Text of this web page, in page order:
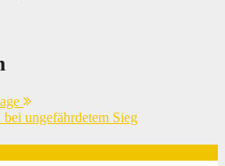
ungefährdetem Sieg